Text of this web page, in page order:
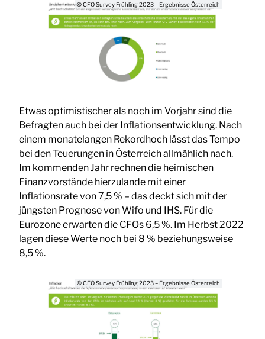
© CFO Survey Frühling 2023 – Ergebnisse Österreich
Etwas optimistischer als noch im Vorjahr sind die
Befragten auch bei der Inflationsentwicklung. Nach
einem monatelangen Rekordhoch lässt das Tempo
bei den Teuerungen in Österreich allmählich nach.
Im kommenden Jahr rechnen die heimischen
Finanzvorstände hierzulande mit einer
Inflationsrate von 7,5 % – das deckt sich mit der
jüngsten Prognose von Wifo und IHS. Für die
Eurozone erwarten die CFOs 6,5 %. Im Herbst 2022
lagen diese Werte noch bei 8 % beziehungsweise
8,5 %.
© CFO Survey Frühling 2023 – Ergebnisse Österreich